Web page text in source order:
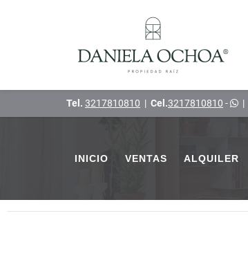
Tel. 3217810810 | Cel.3217810810 - |
INICIO VENTAS ALQUILER